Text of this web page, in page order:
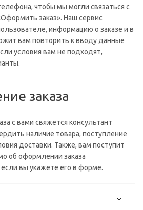
чтобы мы могли связаться с
заказ». Наш сервис
информацию о заказе и в
вам повторить к вводу данные
условия вам не подходят,
заказа
с вами свяжется консультант
наличие товара, поступление
доставки. Также, вам поступит
об оформлении заказа
вы укажете его в форме.